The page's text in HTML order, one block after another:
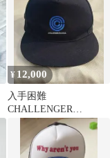
¥ 12,000
入手困難
CHALLENGER
RECORDS ブラックキ
ャップ